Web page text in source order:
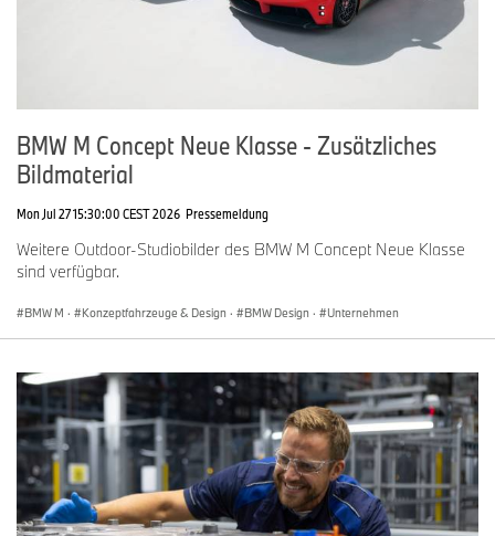
BMW M Concept Neue Klasse - Zusätzliches
Bildmaterial
Mon Jul 27 15:30:00 CEST 2026 Pressemeldung
Weitere Outdoor-Studiobilder des BMW M Concept Neue Klasse
sind verfügbar.
BMW M · Konzeptfahrzeuge & Design · BMW Design · Unternehmen